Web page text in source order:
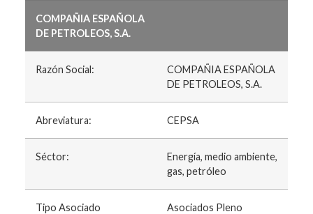
COMPAÑIA ESPAÑOLA
DE PETROLEOS, S.A.
Razón Social:
COMPAÑIA ESPAÑOLA
DE PETROLEOS, S.A.
Abreviatura: CEPSA
Séctor:
Energía, medio ambiente,
gas, petróleo
Tipo Asociado
Asociados Pleno